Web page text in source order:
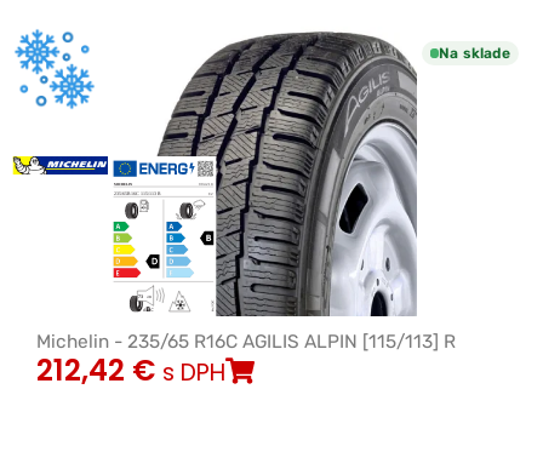
Na sklade
Michelin - 235/65 R16C AGILIS ALPIN [115/113] R
212,42 € s DPH